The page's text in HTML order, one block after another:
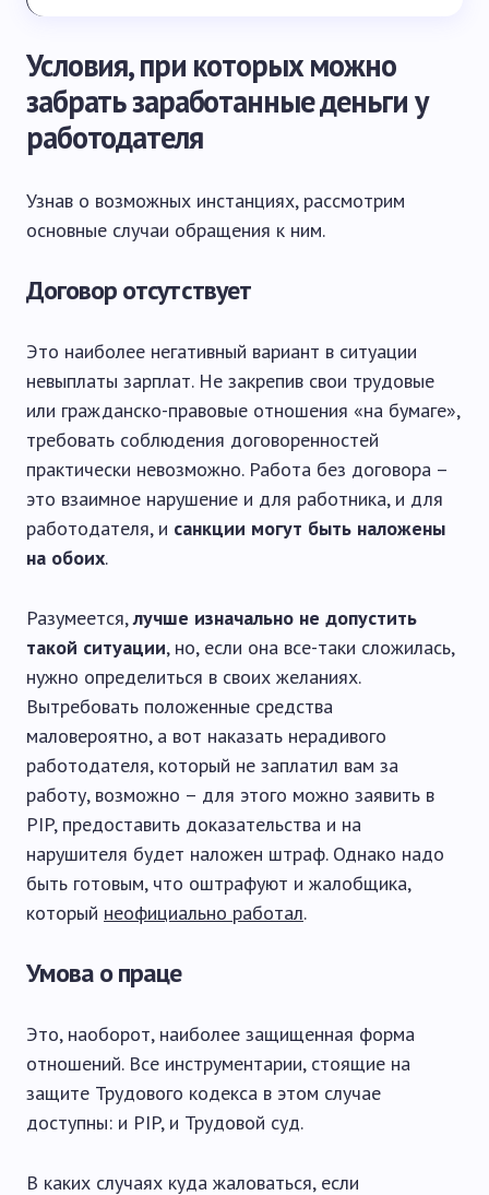
Условия, при которых можно
забрать заработанные деньги у
работодателя
Узнав о возможных инстанциях, рассмотрим
основные случаи обращения к ним.
Договор отсутствует
Это наиболее негативный вариант в ситуации
невыплаты зарплат. Не закрепив свои трудовые
или гражданско-правовые отношения «на бумаге»,
требовать соблюдения договоренностей
практически невозможно. Работа без договора –
это взаимное нарушение и для работника, и для
работодателя, и санкции могут быть наложены
на обоих.
Разумеется,лучше изначально не допустить
такой ситуации, но, если она все-таки сложилась,
нужно определиться в своих желаниях.
Вытребовать положенные средства
маловероятно, а вот наказать нерадивого
работодателя, который не заплатил вам за
работу, возможно – для этого можно заявить в
PIP, предоставить доказательства и на
нарушителя будет наложен штраф. Однако надо
быть готовым, что оштрафуют и жалобщика,
который неофициально работал.
Умова о праце
Это, наоборот, наиболее защищенная форма
отношений. Все инструментарии, стоящие на
защите Трудового кодекса в этом случае
доступны: и PIP, и Трудовой суд.
В каких случаях куда жаловаться, если